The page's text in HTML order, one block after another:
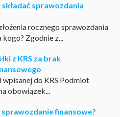
sprawozdania
rocznego sprawozdania
Zgodnie z...
z KRS za brak
do KRS Podmiot
obowiązek...
finansowe?